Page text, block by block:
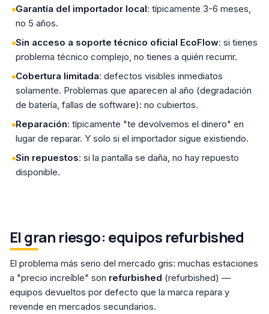
Garantía del importador local: típicamente 3-6 meses,
no 5 años.
Sin acceso a soporte técnico oficial EcoFlow: si tienes
problema técnico complejo, no tienes a quién recurrir.
Cobertura limitada: defectos visibles inmediatos
solamente. Problemas que aparecen al año (degradación
de batería, fallas de software): no cubiertos.
Reparación: típicamente "te devolvemos el dinero" en
lugar de reparar. Y solo si el importador sigue existiendo.
Sin repuestos: si la pantalla se daña, no hay repuesto
disponible.
El gran riesgo: equipos refurbished
El problema más serio del mercado gris: muchas estaciones
a "precio increíble" son refurbished (refurbished) —
equipos devueltos por defecto que la marca repara y
revende en mercados secundarios.